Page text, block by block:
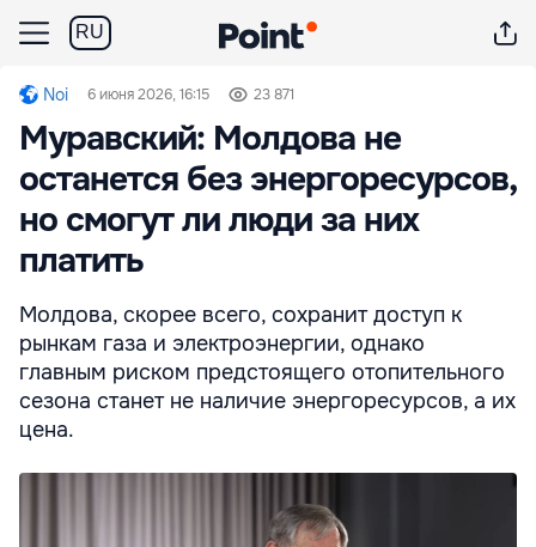
RU
Noi 6 июня 2026, 16:15 23 871
Муравский: Молдова не
останется без энергоресурсов,
но смогут ли люди за них
платить
Молдова, скорее всего, сохранит доступ к
рынкам газа и электроэнергии, однако
главным риском предстоящего отопительного
сезона станет не наличие энергоресурсов, а их
цена.